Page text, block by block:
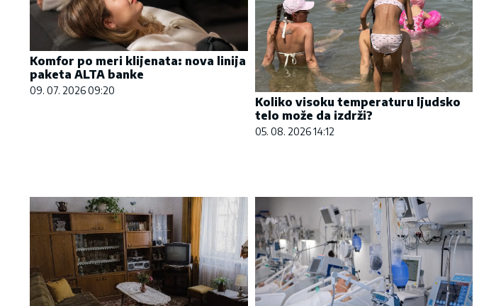
Komfor po meri klijenata: nova linija
paketa ALTA banke
09. 07. 2026 09:20
Koliko visoku temperaturu ljudsko
telo može da izdrži?
05. 08. 2026 14:12